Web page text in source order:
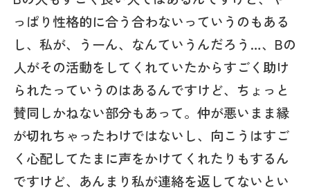
っぱり性格的に合う合わないっていうのもある
し、私が、うーん、なんていうんだろう…、Bの
人がその活動をしてくれていたからすごく助け
られたっていうのはあるんですけど、ちょっと
賛同しかねない部分もあって。仲が悪いまま縁
が切れちゃったわけではないし、向こうはすご
く心配してたまに声をかけてくれたりもするん
ですけど、あんまり私が連絡を返してないとい